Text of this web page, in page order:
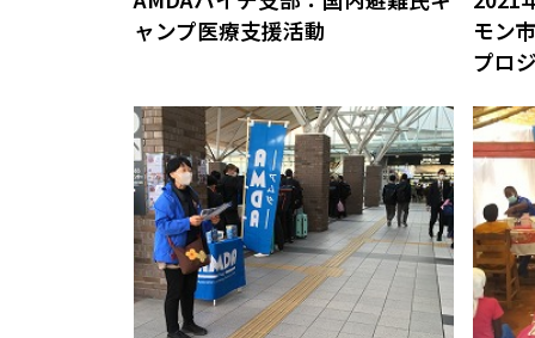
ャンプ医療支援活動
モン
プロ